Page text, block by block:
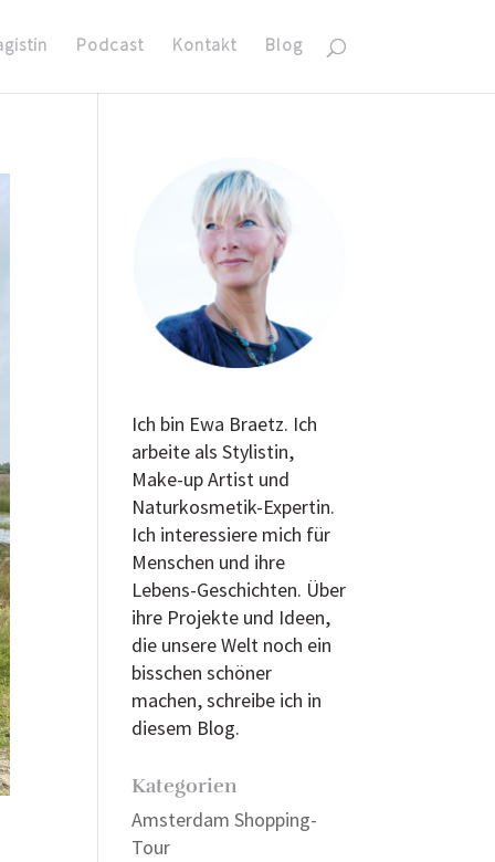
Podcast Kontakt Blog
Ich bin Ewa Braetz. Ich
arbeite als Stylistin,
Make-up Artist und
Naturkosmetik-Expertin.
Ich interessiere mich für
Menschen und ihre
Lebens-Geschichten. Über
ihre Projekte und Ideen,
die unsere Welt noch ein
bisschen schöner
machen, schreibe ich in
diesem Blog.
Kategorien
Amsterdam Shopping-
Tour